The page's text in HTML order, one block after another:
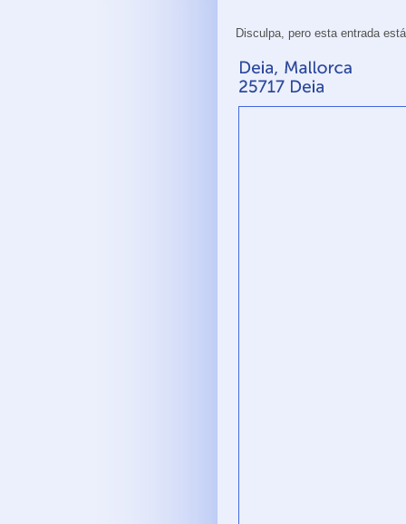
Disculpa, pero esta entrada